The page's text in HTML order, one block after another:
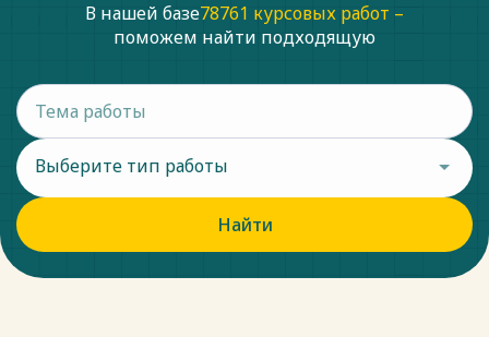
В нашей базе78761 курсовых работ –
поможем найти подходящую
Выберите тип работы
Найти